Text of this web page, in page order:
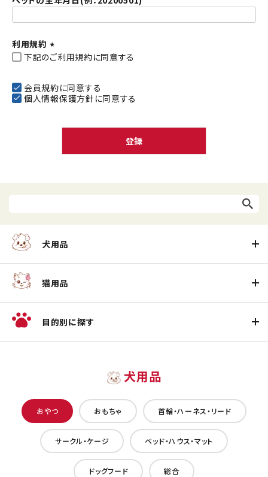
利用規約
(
須
)
下記のご利用規約に同意する
会員規約に同意する
個人情報保護方針 に同意する
登録
犬用品
猫用品
目的別に探す
犬用品
おやつ おもちゃ 首輪・ハーネス・リード
サークル・ケージ ベッド・ハウス・マット
ドッグフード 総合